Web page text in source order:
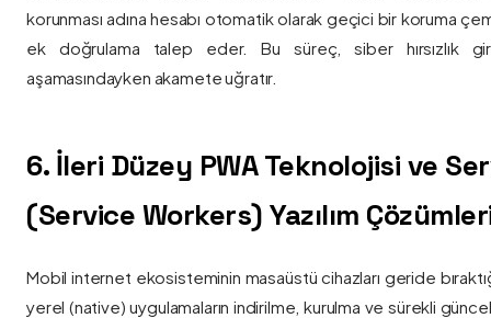
korunması adına hesabı otomatik olarak geçici bir koruma
ek doğrulama talep eder. Bu süreç, siber hırsızlık
aşamasındayken akamete uğratır.
6. İleri Düzey PWA Teknolojisi ve
(Service Workers) Yazılım
Mobil internet ekosisteminin masaüstü cihazları geride
yerel (native) uygulamaların indirilme, kurulma ve sürekli